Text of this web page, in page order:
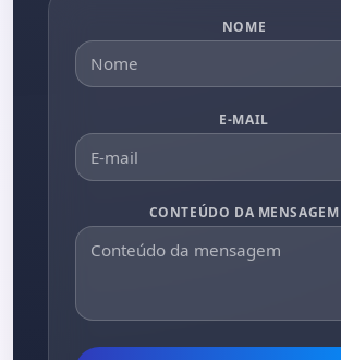
NOME
E-MAIL
CONTEÚDO DA MENSAGEM